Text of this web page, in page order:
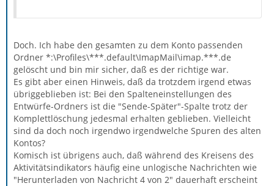
Doch. Ich habe den gesamten zu dem Konto passenden
Ordner *:\Profiles\***.default\ImapMail\imap.***.de
gelöscht und bin mir sicher, daß es der richtige war.
Es gibt aber einen Hinweis, daß da trotzdem irgend etwas
übriggeblieben ist: Bei den Spalteneinstellungen des
Entwürfe-Ordners ist die "Sende-Später"-Spalte trotz der
Komplettlöschung jedesmal erhalten geblieben. Vielleicht
sind da doch noch irgendwo irgendwelche Spuren des alten
Kontos?
Komisch ist übrigens auch, daß während des Kreisens des
Aktivitätsindikators häufig eine unlogische Nachrichten wie
"Herunterladen von Nachricht 4 von 2" dauerhaft erscheint